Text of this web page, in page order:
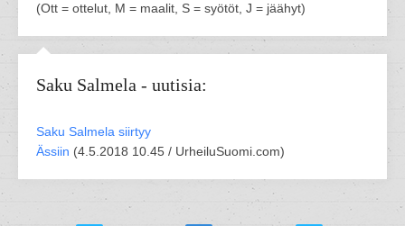
(Ott = ottelut, M = maalit, S = syötöt, J = jäähyt)
Saku Salmela - uutisia:
Saku Salmela siirtyy
Ässiin (4.5.2018 10.45 / UrheiluSuomi.com)